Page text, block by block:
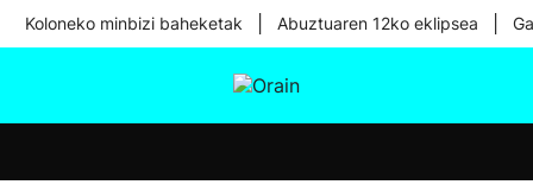
Koloneko minbizi baheketak Abuztuaren 12ko eklipsea